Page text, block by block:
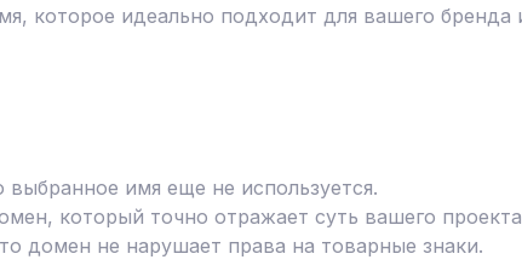
которое идеально подходит для вашего бренда
выбранное имя еще не используется.
который точно отражает суть вашего
домен не нарушает права на товарные знаки.